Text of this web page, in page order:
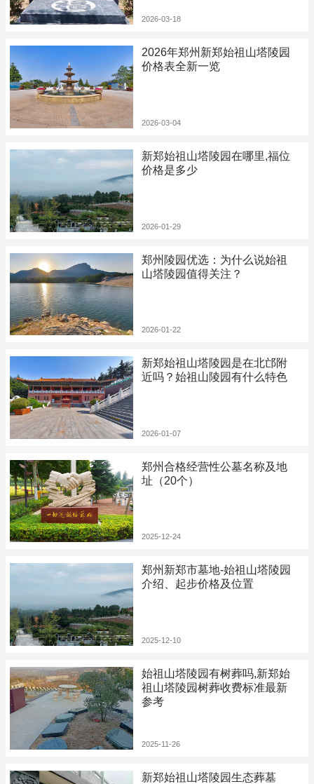
2026-03-18
2026年郑州新郑始祖山塔陵园
价格表全新一览
2026-03-04
新郑始祖山塔陵园在哪里,福位
价格是多少
2026-01-29
郑州陵园优选：为什么说始祖
山塔陵园值得关注？
2026-01-22
新郑始祖山塔陵园是在北邙附
近吗？始祖山陵园有什么特色
2026-01-07
郑州合格经营性公墓名称及地
址（20个）
2025-12-24
郑州新郑市墓地-始祖山塔陵园
介绍、起步价格及位置
2025-12-10
始祖山塔陵园有树葬吗,新郑始
祖山塔陵园树葬收费标准最新
参考
2025-11-26
新郑始祖山塔陵园生态葬墓